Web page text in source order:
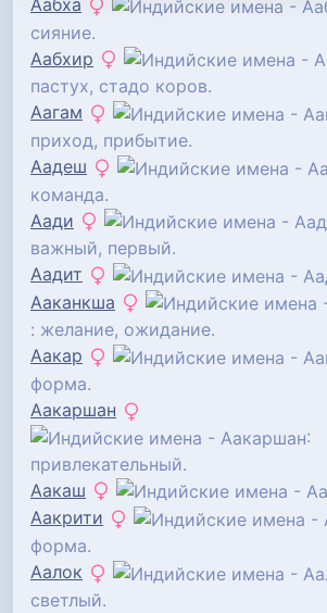
Аабха
сияние.
Аабхир
пастух, стадо коров.
Аагам
приход, прибытие.
Аадеш
команда.
Аади
важный, первый.
Аадит
Ааканкша
: желание, ожидание.
Аакар
форма.
Аакаршан
:
привлекательный.
Аакаш
Аакрити
форма.
Аалок
светлый.